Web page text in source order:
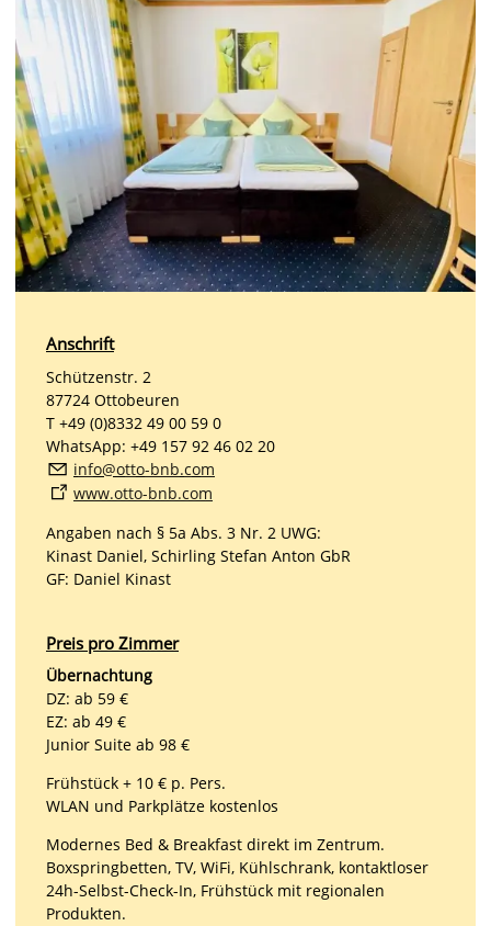
Anschrift
Schützenstr. 2
87724 Ottobeuren
T +49 (0)8332 49 00 59 0
WhatsApp: +49 157 92 46 02 20
nf
tt -bnb c m
www.otto-bnb.com
Angaben nach § 5a Abs. 3 Nr. 2 UWG:
Kinast Daniel, Schirling Stefan Anton GbR
GF: Daniel Kinast
Preis pro Zimmer
Übernachtung
DZ: ab 59 €
EZ: ab 49 €
Junior Suite ab 98 €
Frühstück + 10 € p. Pers.
WLAN und Parkplätze kostenlos
Modernes Bed & Breakfast direkt im Zentrum.
Boxspringbetten, TV, WiFi, Kühlschrank, kontaktloser
24h-Selbst-Check-In, Frühstück mit regionalen
Produkten.